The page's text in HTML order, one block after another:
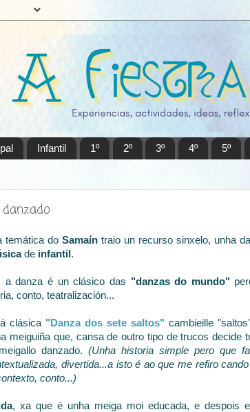
Infantil 1º 2º 3º 4º 5º
temática doSamaín traio un recurso sinxelo, unha
de infantil .
a danza é un clásico das "danzas do mundo"
conto, teatralización...
clásica "Danza dos sete saltos" cambieille
meiguiña que, cansa de outro tipo de trucos decide
danzado. (Unha historia simple pero que
divertida...a isto é ao que me refiro
conto...)
, xa que é unha meiga moi educada, e despois